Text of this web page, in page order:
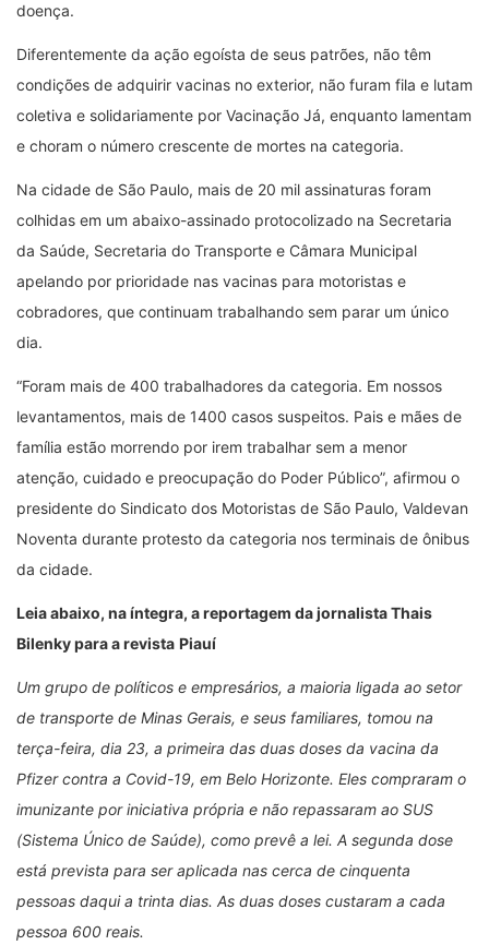
doença.
Diferentemente da ação egoísta de seus patrões, não têm
condições de adquirir vacinas no exterior, não furam fila e lutam
coletiva e solidariamente por Vacinação Já, enquanto lamentam
e choram o número crescente de mortes na categoria.
Na cidade de São Paulo, mais de 20 mil assinaturas foram
colhidas em um abaixo-assinado protocolizado na Secretaria
da Saúde, Secretaria do Transporte e Câmara Municipal
apelando por prioridade nas vacinas para motoristas e
cobradores, que continuam trabalhando sem parar um único
dia.
“Foram mais de 400 trabalhadores da categoria. Em nossos
levantamentos, mais de 1400 casos suspeitos. Pais e mães de
família estão morrendo por irem trabalhar sem a menor
atenção, cuidado e preocupação do Poder Público”, afirmou o
presidente do Sindicato dos Motoristas de São Paulo, Valdevan
Noventa durante protesto da categoria nos terminais de ônibus
da cidade.
Leia abaixo, na íntegra, a reportagem da jornalista Thais
Bilenky para a revista Piauí
Um grupo de políticos e empresários, a maioria ligada ao setor
de transporte de Minas Gerais, e seus familiares, tomou na
terça-feira, dia 23, a primeira das duas doses da vacina da
Pfizer contra a Covid-19, em Belo Horizonte. Eles compraram o
imunizante por iniciativa própria e não repassaram ao SUS
(Sistema Único de Saúde), como prevê a lei. A segunda dose
está prevista para ser aplicada nas cerca de cinquenta
pessoas daqui a trinta dias. As duas doses custaram a cada
pessoa 600 reais.